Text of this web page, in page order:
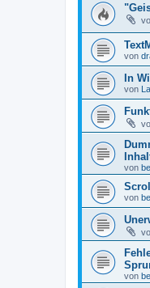
von
In
von
von
von
von